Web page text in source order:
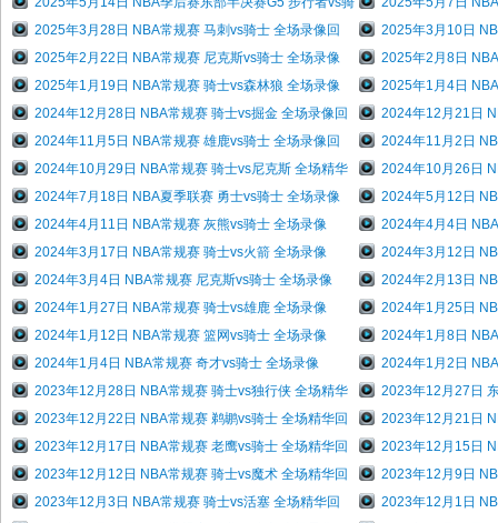
2025年3月28日 NBA常规赛 马刺vs骑士 全场录像回
2025年3月10日
2025年2月22日 NBA常规赛 尼克斯vs骑士 全场录像
2025年2月8日
2025年1月19日 NBA常规赛 骑士vs森林狼 全场录像
2025年1月4日
2024年12月28日 NBA常规赛 骑士vs掘金 全场录像回
2024年12月21日
2024年11月5日 NBA常规赛 雄鹿vs骑士 全场录像回
2024年11月2日
2024年10月29日 NBA常规赛 骑士vs尼克斯 全场精华
2024年10月26日
2024年7月18日 NBA夏季联赛 勇士vs骑士 全场录像
2024年5月12日
2024年4月11日 NBA常规赛 灰熊vs骑士 全场录像
2024年4月4日
2024年3月17日 NBA常规赛 骑士vs火箭 全场录像
2024年3月12日
2024年3月4日 NBA常规赛 尼克斯vs骑士 全场录像
2024年2月13日
2024年1月27日 NBA常规赛 骑士vs雄鹿 全场录像
2024年1月25日
2024年1月12日 NBA常规赛 篮网vs骑士 全场录像
2024年1月8日
2024年1月4日 NBA常规赛 奇才vs骑士 全场录像
2024年1月2日
2023年12月28日 NBA常规赛 骑士vs独行侠 全场精华
2023年12月27日
2023年12月22日 NBA常规赛 鹈鹕vs骑士 全场精华回
2023年12月21日
2023年12月17日 NBA常规赛 老鹰vs骑士 全场精华回
2023年12月15日
2023年12月12日 NBA常规赛 骑士vs魔术 全场精华回
2023年12月9日
2023年12月3日 NBA常规赛 骑士vs活塞 全场精华回
2023年12月1日